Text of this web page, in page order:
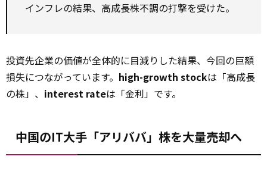
インフレの結果、高成長株不調の打撃を受けた。
投資先企業の価値が全体的に目減りした結果、今回の巨額
損失につながっています。 high-growth stockは「高成長
の株」、 interest rateは「金利」です。
中国のIT大手「アリババ」株を大量売却へ